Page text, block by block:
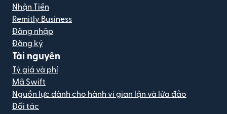
Nhận Tiền
Remitly Business
Đăng nhập
Đăng ký
Tài nguyên
Tỷ giá và phí
Mã Swift
Nguồn lực dành cho hành vi gian lận và lừa đảo
Đối tác